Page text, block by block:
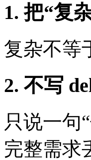
1. 把“复
复杂不等
2. 不写
只说一句
完整需求